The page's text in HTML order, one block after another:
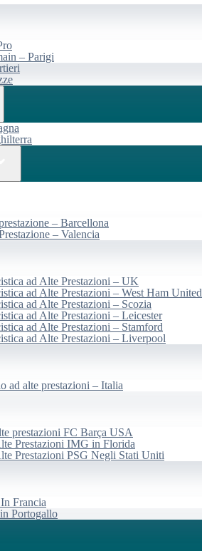
– Parigi
– Barcellona
– Valencia
ad Alte Prestazioni – UK
ad Alte Prestazioni – West Ham United
ad Alte Prestazioni – Scozia
ad Alte Prestazioni – Leicester
ad Alte Prestazioni – Stamford
ad Alte Prestazioni – Liverpool
ad alte prestazioni – Italia
prestazioni FC Barça USA
Prestazioni IMG in Florida
Prestazioni PSG Negli Stati Uniti
Francia
Portogallo